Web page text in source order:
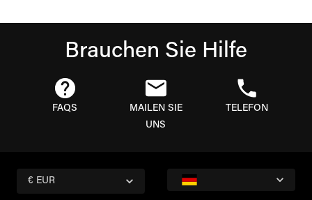
Brauchen Sie Hilfe
FAQS
MAILEN SIE
UNS
TELEFON
€ EUR